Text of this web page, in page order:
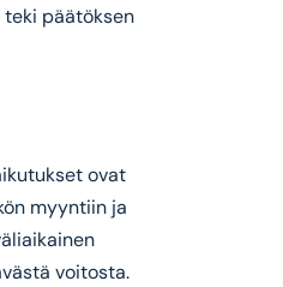
päätöksen
ovat
myyntiin ja
voitosta.